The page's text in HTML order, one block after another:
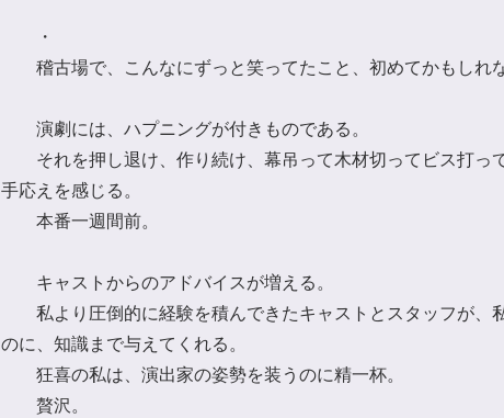
・
稽古場で、こんなにずっと笑ってたこと、初めてかもしれな
演劇には、ハプニングが付きものである。
それを押し退け、作り続け、幕吊って木材切ってビス打っ
手応えを感じる。
本番一週間前。
キャストからのアドバイスが増える。
私より圧倒的に経験を積んできたキャストとスタッフが、
のに、知識まで与えてくれる。
狂喜の私は、演出家の姿勢を装うのに精一杯。
贅沢。